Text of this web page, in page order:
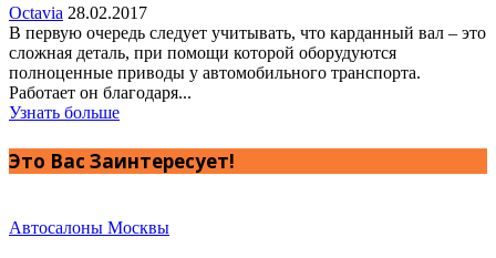
Octavia 28.02.2017
В первую очередь следует учитывать, что карданный вал – это
сложная деталь, при помощи которой оборудуются
полноценные приводы у автомобильного транспорта.
Работает он благодаря...
Узнать больше
Это Вас Заинтересует!
Автосалоны Москвы